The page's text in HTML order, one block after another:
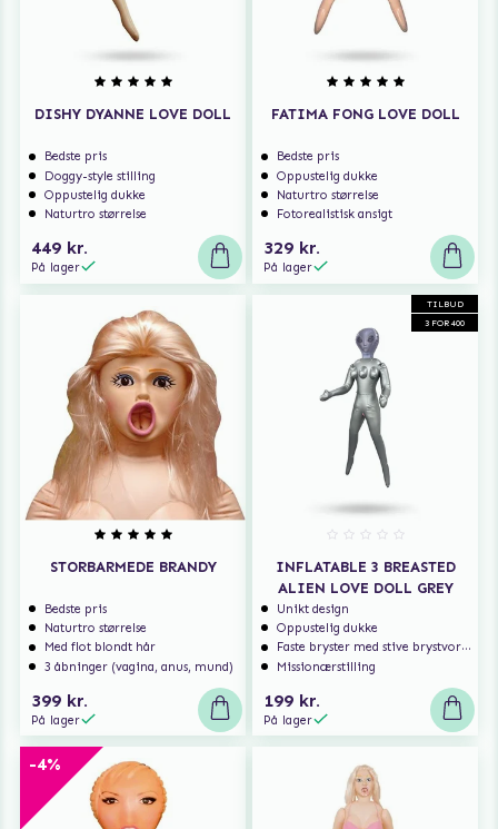
DISHY DYANNE LOVE DOLL
Bedste pris
Doggy-style stilling
Oppustelig dukke
Naturtro størrelse
449 kr.
På lager
FATIMA FONG LOVE DOLL
Bedste pris
Oppustelig dukke
Naturtro størrelse
Fotorealistisk ansigt
329 kr.
På lager
STORBARMEDE BRANDY
Bedste pris
Naturtro størrelse
Med flot blondt hår
3 åbninger (vagina, anus, mund)
399 kr.
På lager
TILBUD
3 FOR 400
INFLATABLE 3 BREASTED
ALIEN LOVE DOLL GREY
Unikt design
Oppustelig dukke
Faste bryster med stive brystvorter
Missionærstilling
199 kr.
På lager
-4%